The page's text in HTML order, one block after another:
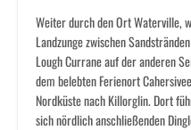
Weiter durch den Ort Waterville,
Landzunge zwischen
Lough Currane auf der anderen
dem belebten Ferienort
Nordküste nach Killorglin. Dort
sich nördlich anschließenden